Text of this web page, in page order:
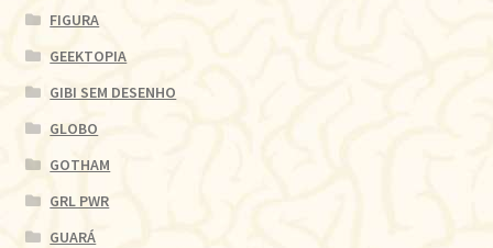
FIGURA
GEEKTOPIA
GIBI SEM DESENHO
GLOBO
GOTHAM
GRL PWR
GUARÁ